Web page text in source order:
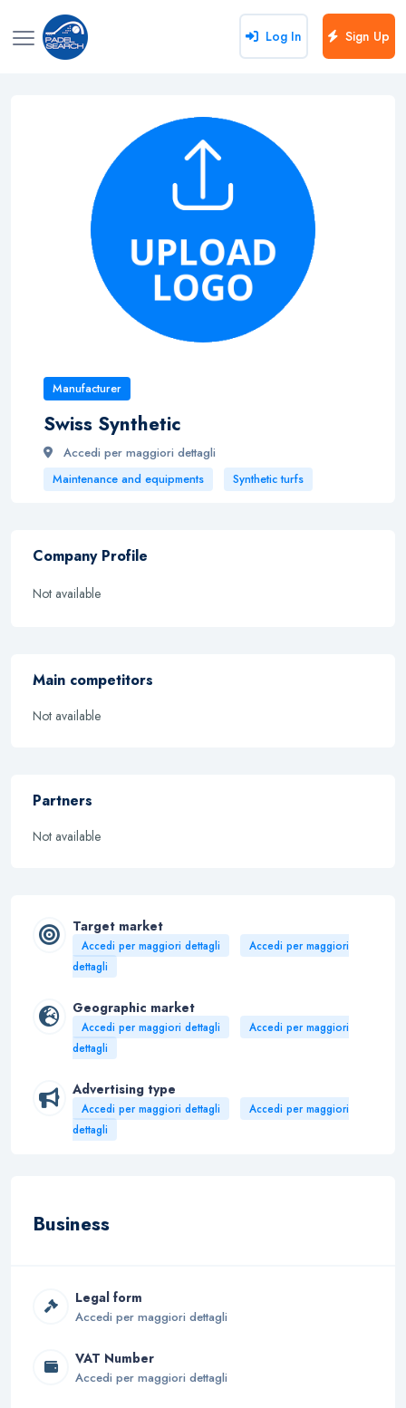
Log In Sign Up
Manufacturer
Swiss Synthetic
Accedi per maggiori dettagli
Maintenance and equipments Synthetic turfs
Company Profile
Not available
Main competitors
Not available
Partners
Not available
Target market
Accedi per maggiori dettagli
Accedi per maggiori
dettagli
Geographic market
Accedi per maggiori dettagli
Accedi per maggiori
dettagli
Advertising type
Accedi per maggiori dettagli
Accedi per maggiori
dettagli
Business
Legal form
Accedi per maggiori dettagli
VAT Number
Accedi per maggiori dettagli